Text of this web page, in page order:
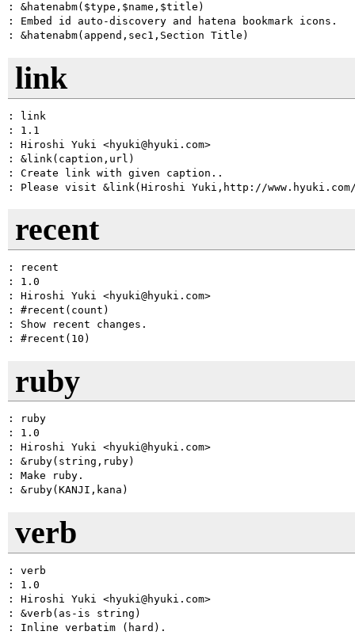
: &hatenabm($type,$name,$title)
: Embed id auto-discovery and hatena bookmark icons.
link
: link
: 1.1
: Hiroshi Yuki <hyuki@hyuki.com>
: &link(caption,url)
: Create link with given caption..
recent
: recent
: 1.0
: Hiroshi Yuki <hyuki@hyuki.com>
: #recent(count)
: Show recent changes.
ruby
: ruby
: 1.0
: Hiroshi Yuki <hyuki@hyuki.com>
: &ruby(string,ruby)
: Make ruby.
verb
: verb
: 1.0
: Hiroshi Yuki <hyuki@hyuki.com>
: &verb(as-is string)
: Inline verbatim (hard).